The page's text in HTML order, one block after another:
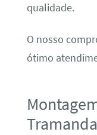
qualidade.
O nosso
ótimo